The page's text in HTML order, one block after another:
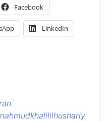
Facebook
LinkedIn